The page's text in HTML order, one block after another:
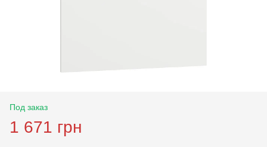
Под заказ
1 671 грн